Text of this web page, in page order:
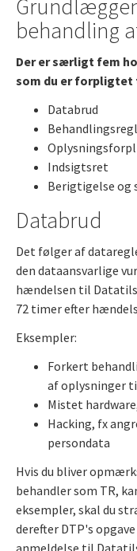
behandling
Der er særligt fem
som du er forpligtet
Databrud
Indsigtsret
Berigtigelse og
Databrud
Det følger af
den dataansvarlige
hændelsen til
72 timer efter
Eksempler:
Forkert
af oplysninger
Mistet
Hacking, fx
persondata
Hvis du bliver
behandler som TR,
eksempler, skal du
derefter DTP's
anmeldelse til